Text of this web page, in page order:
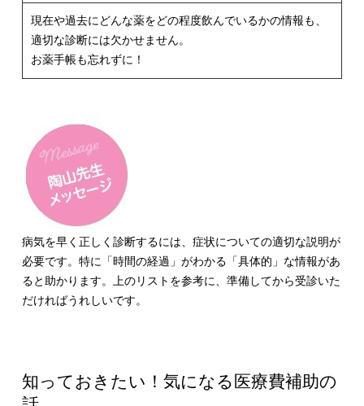
現在や過去にどんな薬をどの程度飲んでいるかの情報も、
適切な診断には欠かせません。
お薬手帳も忘れずに！
病気を早く正しく診断するには、症状についての適切な説明が
必要です。特に「時間の経過」がわかる「具体的」な情報があ
ると助かります。上のリストを参考に、準備してから受診いた
だければうれしいです。
知っておきたい！気になる医療費補助の